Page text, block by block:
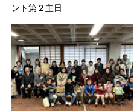
ント第２主日